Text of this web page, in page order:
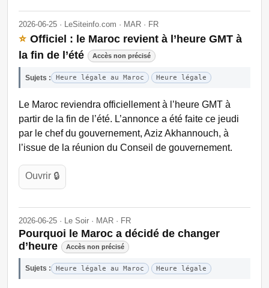
2026-06-25 · LeSiteinfo.com · MAR · FR
⭐ Officiel : le Maroc revient à l’heure GMT à
la fin de l’été
Accès non précisé
Sujets : Heure légale au Maroc Heure légale
Le Maroc reviendra officiellement à l’heure GMT à
partir de la fin de l’été. L’annonce a été faite ce jeudi
par le chef du gouvernement, Aziz Akhannouch, à
l’issue de la réunion du Conseil de gouvernement.
Ouvrir 🔒
2026-06-25 · Le Soir · MAR · FR
Pourquoi le Maroc a décidé de changer
d’heure
Accès non précisé
Sujets : Heure légale au Maroc Heure légale